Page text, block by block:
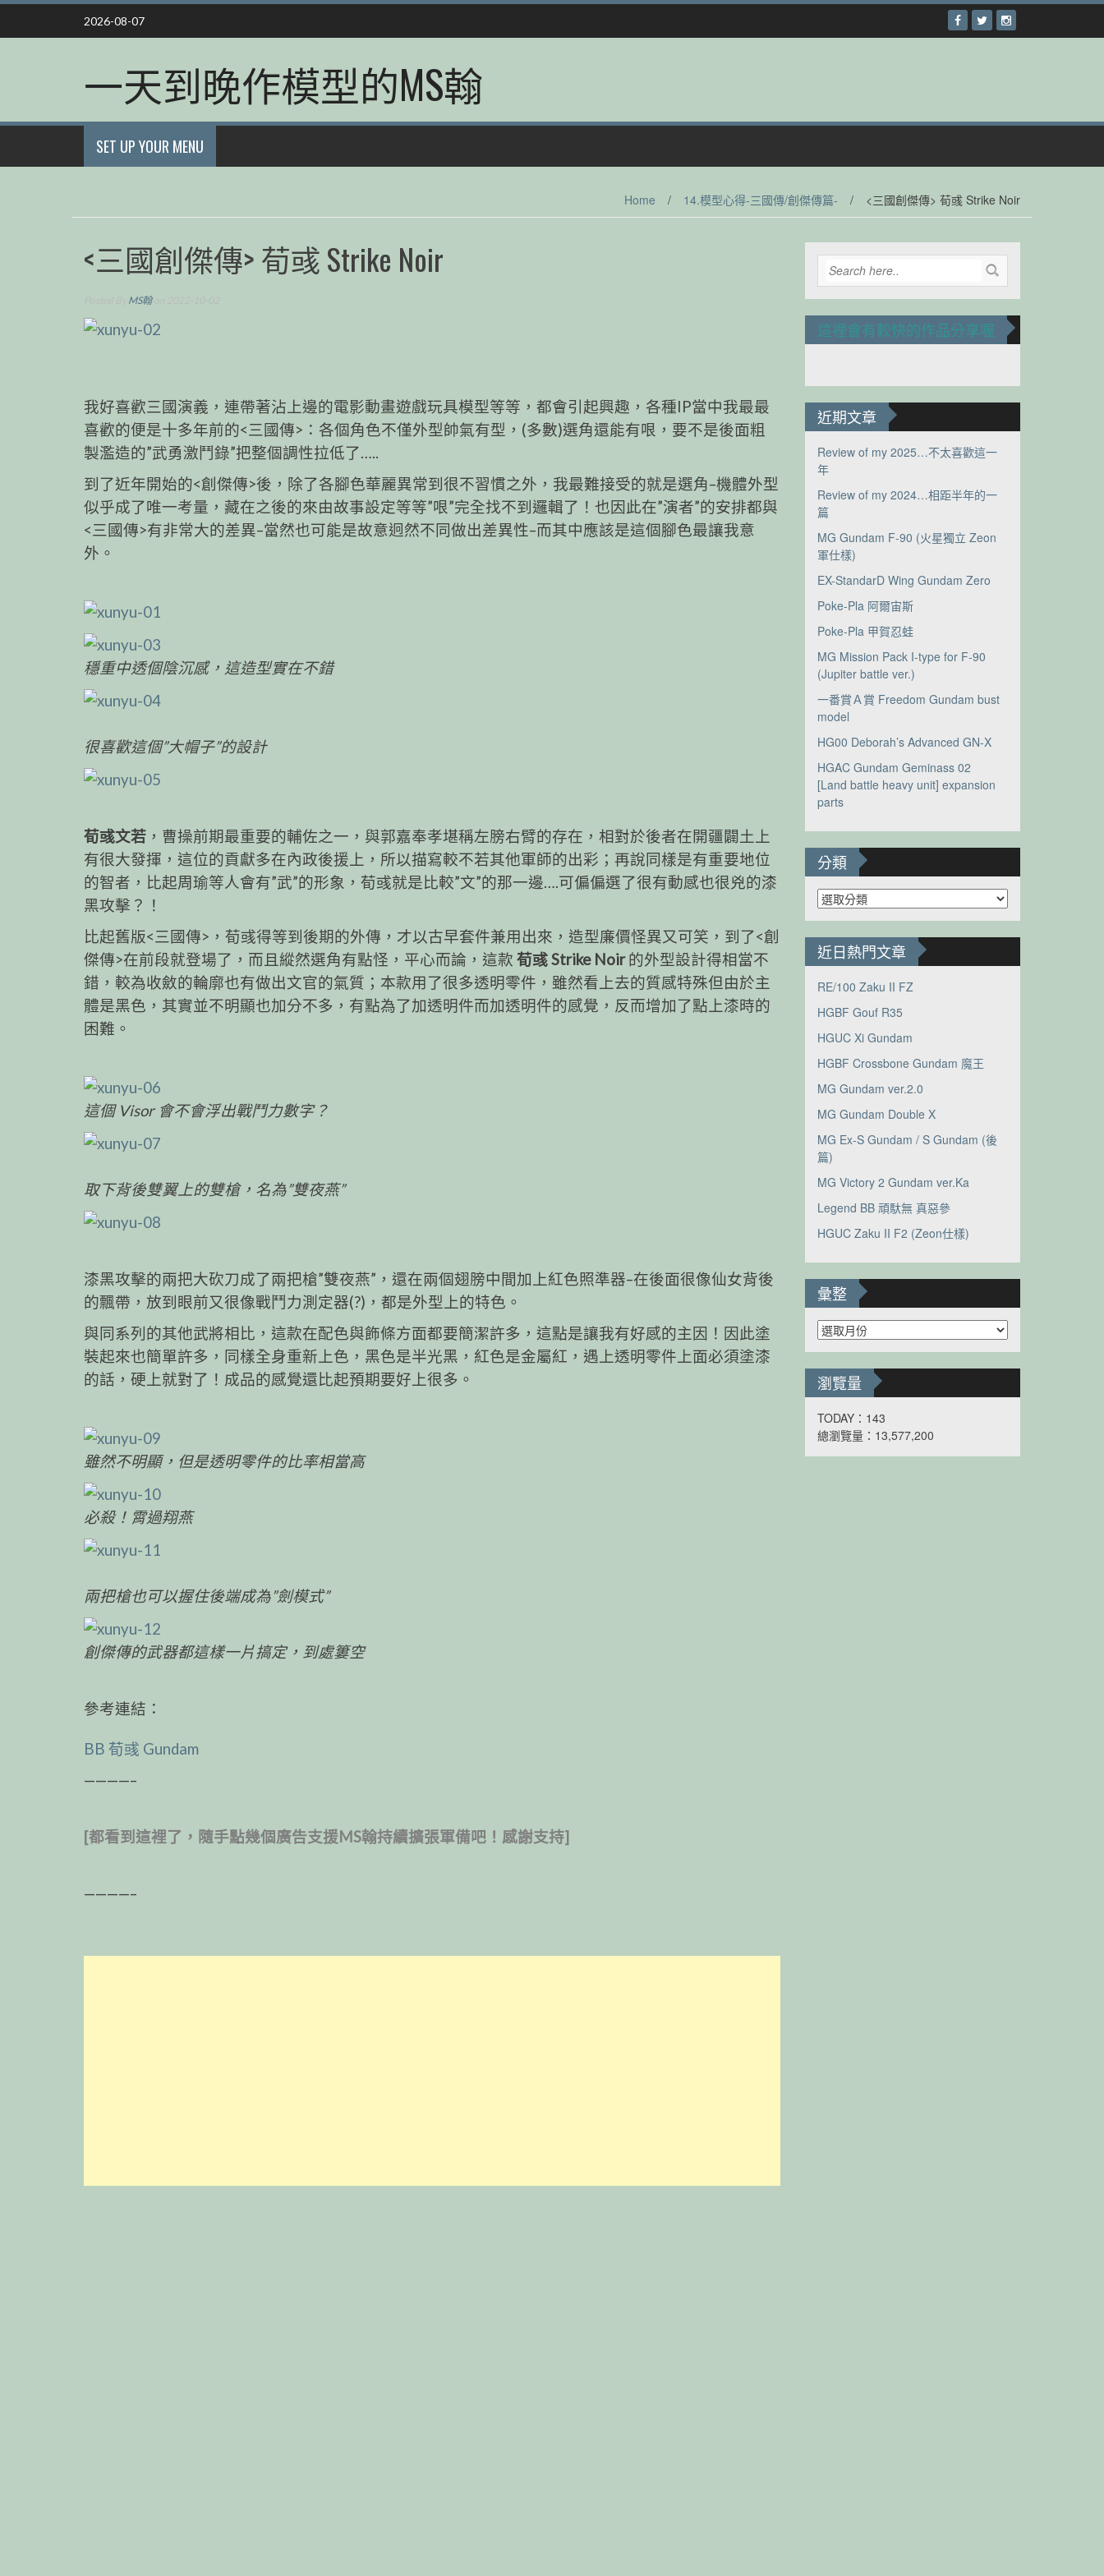
Skip
content
2026-08-07
一天到晚作模型的MS翰
SET UP YOUR MENU
Home / 14.模型心得-三國傳/創傑傳篇- / <三國創傑傳> 荀彧 Strike Noir
<三國創傑傳> 荀彧 Strike Noir
MS翰on 2022-10-02
我好喜歡三國演義，連帶著沾上邊的電影動畫遊戲玩具模型等等，都會引起興趣，各種IP當中我最最
喜歡的便是十多年前的<三國傳>：各個角色不僅外型帥氣有型，(多數)選角還能有哏，要不是後面粗
製濫造的”武勇激鬥錄”把整個調性拉低了…..
到了近年開始的<創傑傳>後，除了各腳色華麗異常到很不習慣之外，我最難接受的就是選角–機體外型
似乎成了唯一考量，藏在之後的來由故事設定等等”哏”完全找不到邏輯了！也因此在”演者”的安排都與
<三國傳>有非常大的差異–當然也可能是故意迥然不同做出差異性–而其中應該是這個腳色最讓我意
外。
穩重中透個陰沉感，這造型實在不錯
很喜歡這個”大帽子”的設計
荀彧文若 ，曹操前期最重要的輔佐之一，與郭嘉奉孝堪稱左膀右臂的存在，相對於後者在開疆闢土上
有很大發揮，這位的貢獻多在內政後援上，所以描寫較不若其他軍師的出彩；再說同樣是有重要地位
的智者，比起周瑜等人會有”武”的形象，荀彧就是比較”文”的那一邊….可偏偏選了很有動感也很兇的漆
黑攻擊？！
比起舊版<三國傳>，荀彧得等到後期的外傳，才以古早套件兼用出來，造型廉價怪異又可笑，到了<創
傑傳>在前段就登場了，而且縱然選角有點怪，平心而論，這款 荀彧 Strike Noir的外型設計得相當不
錯，較為收斂的輪廓也有做出文官的氣質；本款用了很多透明零件，雖然看上去的質感特殊但由於主
體是黑色，其實並不明顯也加分不多，有點為了加透明件而加透明件的感覺，反而增加了點上漆時的
困難。
這個 Visor 會不會浮出戰鬥力數字？
取下背後雙翼上的雙槍，名為”雙夜燕”
漆黑攻擊的兩把大砍刀成了兩把槍”雙夜燕”，還在兩個翅膀中間加上紅色照準器–在後面很像仙女背後
的飄帶，放到眼前又很像戰鬥力測定器(?)，都是外型上的特色。
與同系列的其他武將相比，這款在配色與飾條方面都要簡潔許多，這點是讓我有好感的主因！因此塗
裝起來也簡單許多，同樣全身重新上色，黑色是半光黑，紅色是金屬紅，遇上透明零件上面必須塗漆
的話，硬上就對了！成品的感覺還比起預期要好上很多。
雖然不明顯，但是透明零件的比率相當高
必殺！霄過翔燕
兩把槍也可以握住後端成為”劍模式”
創傑傳的武器都這樣一片搞定，到處簍空
參考連結：
BB 荀彧 Gundam
————–
[都看到這裡了，隨手點幾個廣告支援MS翰持續擴張軍備吧！感謝支持]
————–
這裡會有較快的作品分享喔
近期文章
Review of my 2025…不太喜歡這一
年
Review of my 2024…相距半年的一
篇
MG Gundam F-90 (火星獨立 Zeon
軍仕樣)
EX-StandarD Wing Gundam Zero
Poke-Pla 阿爾宙斯
Poke-Pla 甲賀忍蛙
MG Mission Pack I-type for F-90
(Jupiter battle ver.)
一番賞Ａ賞 Freedom Gundam bust
model
HG00 Deborah’s Advanced GN-X
HGAC Gundam Geminass 02
[Land battle heavy unit] expansion
parts
分類
分
類
近日熱門文章
RE/100 Zaku II FZ
HGBF Gouf R35
HGUC Xi Gundam
HGBF Crossbone Gundam 魔王
MG Gundam ver.2.0
MG Gundam Double X
MG Ex-S Gundam / S Gundam (後
篇)
MG Victory 2 Gundam ver.Ka
Legend BB 頑馱無 真惡參
HGUC Zaku II F2 (Zeon仕樣)
彙整
彙
整
瀏覽量
TODAY：143
總瀏覽量：13,577,200